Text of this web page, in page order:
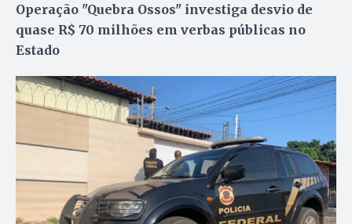
Operação "Quebra Ossos" investiga desvio de
quase R$ 70 milhões em verbas públicas no
Estado